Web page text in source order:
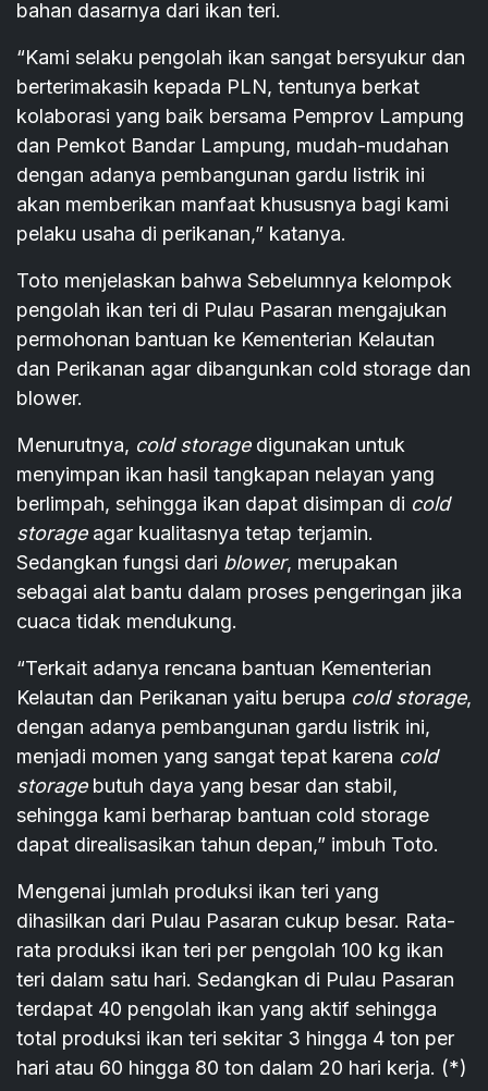
bahan dasarnya dari ikan teri.
“Kami selaku pengolah ikan sangat bersyukur dan
berterimakasih kepada PLN, tentunya berkat
kolaborasi yang baik bersama Pemprov Lampung
dan Pemkot Bandar Lampung, mudah-mudahan
dengan adanya pembangunan gardu listrik ini
akan memberikan manfaat khususnya bagi kami
pelaku usaha di perikanan,” katanya.
Toto menjelaskan bahwa Sebelumnya kelompok
pengolah ikan teri di Pulau Pasaran mengajukan
permohonan bantuan ke Kementerian Kelautan
dan Perikanan agar dibangunkan cold storage dan
blower.
Menurutnya, cold storagedigunakan untuk
menyimpan ikan hasil tangkapan nelayan yang
berlimpah, sehingga ikan dapat disimpan di cold
storageagar kualitasnya tetap terjamin.
Sedangkan fungsi dari blower, merupakan
sebagai alat bantu dalam proses pengeringan jika
cuaca tidak mendukung.
“Terkait adanya rencana bantuan Kementerian
Kelautan dan Perikanan yaitu berupa cold storage,
dengan adanya pembangunan gardu listrik ini,
menjadi momen yang sangat tepat karena cold
storagebutuh daya yang besar dan stabil,
sehingga kami berharap bantuan cold storage
dapat direalisasikan tahun depan,” imbuh Toto.
Mengenai jumlah produksi ikan teri yang
dihasilkan dari Pulau Pasaran cukup besar. Rata-
rata produksi ikan teri per pengolah 100 kg ikan
teri dalam satu hari. Sedangkan di Pulau Pasaran
terdapat 40 pengolah ikan yang aktif sehingga
total produksi ikan teri sekitar 3 hingga 4 ton per
hari atau 60 hingga 80 ton dalam 20 hari kerja. (*)